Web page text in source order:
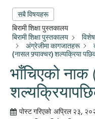
सबै विषयहरू
बिरामी शिक्षा पुस्तकालय
बिरामी शिक्षा पुस्तकालय
अंग्रेजीमा कागजातहरू
(नासल फ्र्याक्चर) शल्यक्रिया
भाँचिएको नाक
पोस्ट गरिएको अप्रिल २३,